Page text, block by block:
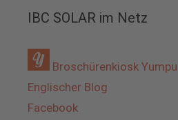
IBC SOLAR im Netz
Broschürenkiosk Yumpu
Englischer Blog
Facebook